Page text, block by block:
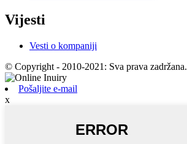
Vijesti
Vesti o kompaniji
© Copyright - 2010-2021: Sva prava zadržana.
Pošaljite e-mail
x